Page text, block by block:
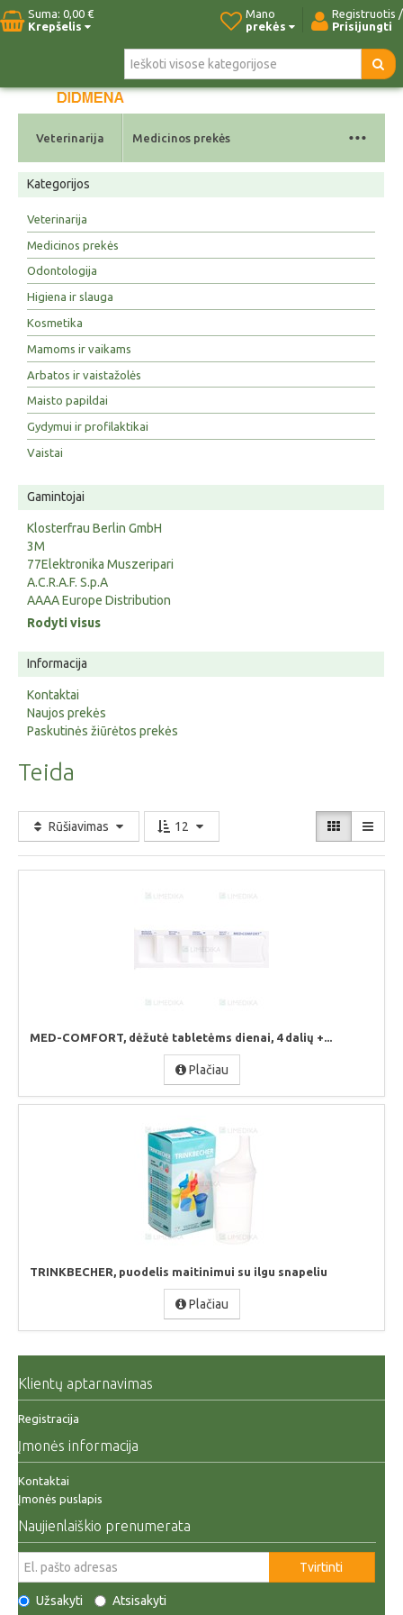
Suma: 0,00 €
Krepšelis
Registruotis /
Prisijungti
Mano
prekės
Pradžia Naujos prekės Kontaktai
Veterinarija Medicinos prekės ...
Kategorijos
Veterinarija
Medicinos prekės
Odontologija
Higiena ir slauga
Kosmetika
Mamoms ir vaikams
Arbatos ir vaistažolės
Maisto papildai
Gydymui ir profilaktikai
Vaistai
Gamintojai
Klosterfrau Berlin GmbH
3M
77Elektronika Muszeripari
A.C.R.A.F. S.p.A
AAAA Europe Distribution
Rodyti visus
Informacija
Kontaktai
Naujos prekės
Paskutinės žiūrėtos prekės
Teida
Rūšiavimas 12
MED-COMFORT, dėžutė tabletėms dienai, 4 dalių +...
Plačiau
TRINKBECHER, puodelis maitinimui su ilgu snapeliu
Plačiau
Klientų aptarnavimas
Registracija
Įmonės informacija
Kontaktai
Įmonės puslapis
Naujienlaiškio prenumerata
Tvirtinti
Užsakyti Atsisakyti